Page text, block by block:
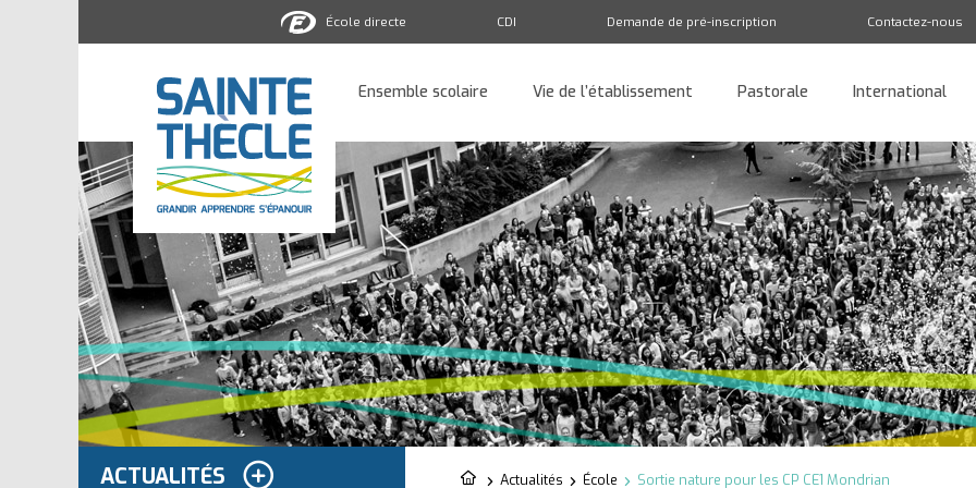
scolaire
Sainte-
Thècle
Ensemble scolaire Vie de l’établissement Pastorale International
École directe CDI Demande de pré-inscription Contactez-nous
Retour
Actualités École Sortie nature pour les CP CE1 Mondrian
ACTUALITÉS